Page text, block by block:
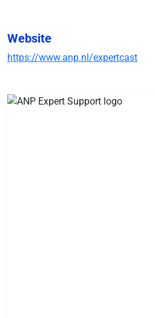
Website
https://www.anp.nl/expertcast